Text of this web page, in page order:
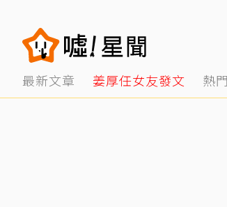
最新文章 姜厚任女友發文 熱